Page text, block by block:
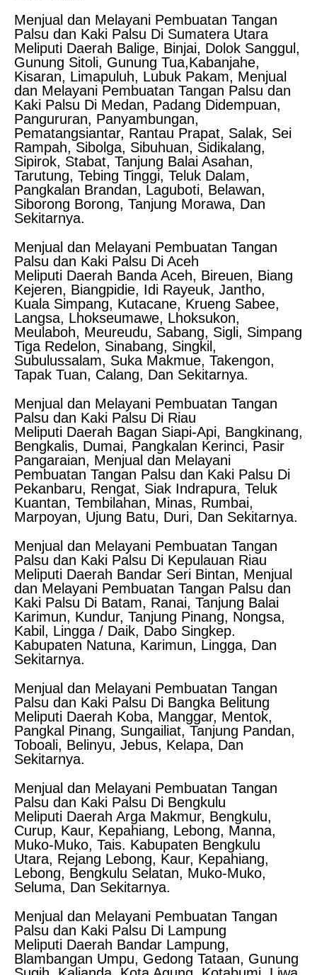
Menjual dan Melayani Pembuatan Tangan
Palsu dan Kaki Palsu Di Sumatera Utara
Meliputi Daerah Balige, Binjai, Dolok Sanggul,
Gunung Sitoli, Gunung Tua,Kabanjahe,
Kisaran, Limapuluh, Lubuk Pakam, Menjual
dan Melayani Pembuatan Tangan Palsu dan
Kaki Palsu Di Medan, Padang Didempuan,
Pangururan, Panyambungan,
Pematangsiantar, Rantau Prapat, Salak, Sei
Rampah, Sibolga, Sibuhuan, Sidikalang,
Sipirok, Stabat, Tanjung Balai Asahan,
Tarutung, Tebing Tinggi, Teluk Dalam,
Pangkalan Brandan, Laguboti, Belawan,
Siborong Borong, Tanjung Morawa, Dan
Sekitarnya.
Menjual dan Melayani Pembuatan Tangan
Palsu dan Kaki Palsu Di Aceh
Meliputi Daerah Banda Aceh, Bireuen, Biang
Kejeren, Biangpidie, Idi Rayeuk, Jantho,
Kuala Simpang, Kutacane, Krueng Sabee,
Langsa, Lhokseumawe, Lhoksukon,
Meulaboh, Meureudu, Sabang, Sigli, Simpang
Tiga Redelon, Sinabang, Singkil,
Subulussalam, Suka Makmue, Takengon,
Tapak Tuan, Calang, Dan Sekitarnya.
Menjual dan Melayani Pembuatan Tangan
Palsu dan Kaki Palsu Di Riau
Meliputi Daerah Bagan Siapi-Api, Bangkinang,
Bengkalis, Dumai, Pangkalan Kerinci, Pasir
Pangaraian, Menjual dan Melayani
Pembuatan Tangan Palsu dan Kaki Palsu Di
Pekanbaru, Rengat, Siak Indrapura, Teluk
Kuantan, Tembilahan, Minas, Rumbai,
Marpoyan, Ujung Batu, Duri, Dan Sekitarnya.
Menjual dan Melayani Pembuatan Tangan
Palsu dan Kaki Palsu Di Kepulauan Riau
Meliputi Daerah Bandar Seri Bintan, Menjual
dan Melayani Pembuatan Tangan Palsu dan
Kaki Palsu Di Batam, Ranai, Tanjung Balai
Karimun, Kundur, Tanjung Pinang, Nongsa,
Kabil, Lingga / Daik, Dabo Singkep.
Kabupaten Natuna, Karimun, Lingga, Dan
Sekitarnya.
Menjual dan Melayani Pembuatan Tangan
Palsu dan Kaki Palsu Di Bangka Belitung
Meliputi Daerah Koba, Manggar, Mentok,
Pangkal Pinang, Sungailiat, Tanjung Pandan,
Toboali, Belinyu, Jebus, Kelapa, Dan
Sekitarnya.
Menjual dan Melayani Pembuatan Tangan
Palsu dan Kaki Palsu Di Bengkulu
Meliputi Daerah Arga Makmur, Bengkulu,
Curup, Kaur, Kepahiang, Lebong, Manna,
Muko-Muko, Tais. Kabupaten Bengkulu
Utara, Rejang Lebong, Kaur, Kepahiang,
Lebong, Bengkulu Selatan, Muko-Muko,
Seluma, Dan Sekitarnya.
Menjual dan Melayani Pembuatan Tangan
Palsu dan Kaki Palsu Di Lampung
Meliputi Daerah Bandar Lampung,
Blambangan Umpu, Gedong Tataan, Gunung